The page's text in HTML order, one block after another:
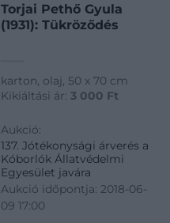
Torjai Pethő Gyula
(1931): Tükröződés
karton, olaj, 50 x 70 cm
Kikiáltási ár: 3 000 Ft
Aukció:
137. Jótékonysági árverés a
Kóborlók Állatvédelmi
Egyesület javára
Aukció időpontja: 2018-06-
09 17:00